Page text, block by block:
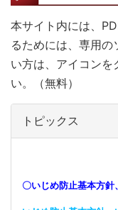
本サイト内には、
るためには、専用
い方は、アイコンを
い。（無料）
トピックス
〇いじめ防止基本方